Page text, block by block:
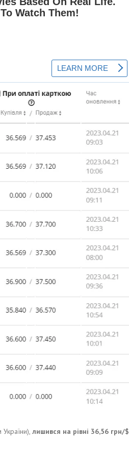
лишився на рівні 36,56 грн/$